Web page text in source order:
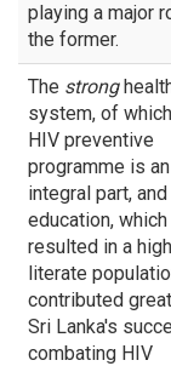
playing a major
the former.
The strong
system, of
HIV preventive
programme is an
integral part,
education, which
resulted in a
literate
contributed
Sri Lanka's
combating HIV